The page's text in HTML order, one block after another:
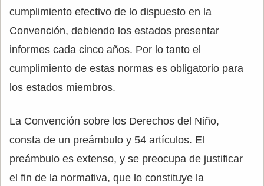
cumplimiento efectivo de lo dispuesto en la
Convención, debiendo los estados presentar
informes cada cinco años. Por lo tanto el
cumplimiento de estas normas es obligatorio para
los estados miembros.
La Convención sobre los Derechos del Niño,
consta de un preámbulo y 54 artículos. El
preámbulo es extenso, y se preocupa de justificar
el fin de la normativa, que lo constituye la